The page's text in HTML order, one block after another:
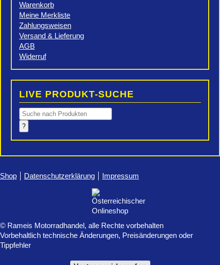
Warenkorb
Meine Merkliste
Zahlungsweisen
Versand & Lieferung
AGB
Widerruf
LIVE PRODUKT-SUCHE
Products
search
?
Shop Datenschutzerklärung Impressum
© Rameis Motorradhandel, alle Rechte vorbehalten
Vorbehaltlich technische Änderungen, Preisänderungen oder
Tippfehler